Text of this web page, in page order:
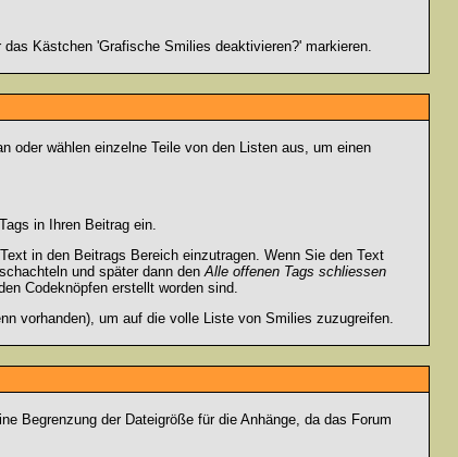
Kästchen 'Grafische Smilies deaktivieren?' markieren.
oder wählen einzelne Teile von den Listen aus, um einen
in Ihren Beitrag ein.
in den Beitrags Bereich einzutragen. Wenn Sie den Text
und später dann denAlle offenen Tags schliessen
Codeknöpfen erstellt worden sind.
vorhanden), um auf die volle Liste von Smilies zuzugreifen.
Begrenzung der Dateigröße für die Anhänge, da das Forum